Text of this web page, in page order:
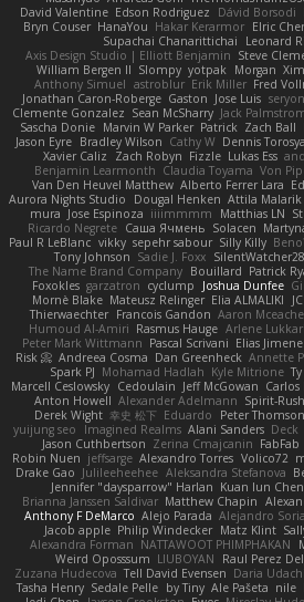
David Valentine Edson Rodriguez Dávid Borsodi
Bryn Couser HanaYou Hakar Kerarmor Elric
Supachai Chanarittichai
Leonard
Axis Design Studio | Elliott Benjamin Steve
William Bergen II Slompy yotpak Morgan
Anthony Simuel astroblur Erik Miller Fred
Jonathan Caron-Roberge Gaston Jose Luis
Clemente Gonzalez Sean McSharry Jack
Sascha Donie Marvin W Parker Patrick Zach Ball
Jason Eyre Bradley Wilson Cathy W Dennis
Xavier Caliz
Zach Robyn Fizzle Lukas Ess
Benjamin Learmonth Claudia Toyama Von
Van Den Heuvel Matthew Alberto Ferrer Lara
Aurora Nights Studio
Dougal Henken Attila Malarik
mura Jose Espinoza iiiimmmm Matthias LN
Ricardo Negrete Саша Ячмень Solacen
Paul R LeBlanc vikky sepehr sabour Silly Killy
Tony Johnson Sadie J. Foxx SilentWatcher28
The Name Brand Company Bouillard Patrick
Foxokles garzatron cyclump Joshua Dunfee
Mornè Blake Mateusz Relinger Elia ALMALIKI JC
Thierwaechter Francois Gandon Aaron
Humoud Al-Amiri Rasmus Hauge Arlene
Peter Mark Wittmann Pascal Scrivani Elias
Risk 📀 Andreea Cosma Dan Greenheck Annette
Spark PJ Mohamad Hadlah Kyle Mitrione
Marcell Ceslowsky Cedoulain Jeff McGowan Carlos
Anton Howell Alexander Adelmann Spirit-Rush
Derek Wight 幸史 松下 Eduardo Peter Thomson
yuijung seo
Imagined Realms Alani Sanders Deck
Jason Cuthbertson Zerina Cmajcanin FabFab
Robin Nuen jeffsarge Alexandro Torres Volico72
Drake Gao Julileeheehee Aleksandra Stefanova
Jennifer "daysparrow" Harlan Kuan lun Chen
Brianna Janssen Saldivar Matthew Chapin
Anthony F DeMarco Alejo Parada Alejandro
Jacob apple Philip Windecker Matz Klint
Alexandra Forman NATTAWOOT PHIMPHAKAN
Weird Oposssum LIUBOYAN Raul Perez
Zuzana Hudecova Tell David Evensen Daria
Tasha Henry Sedale Pelle by Tiny Ale Pašeta nile